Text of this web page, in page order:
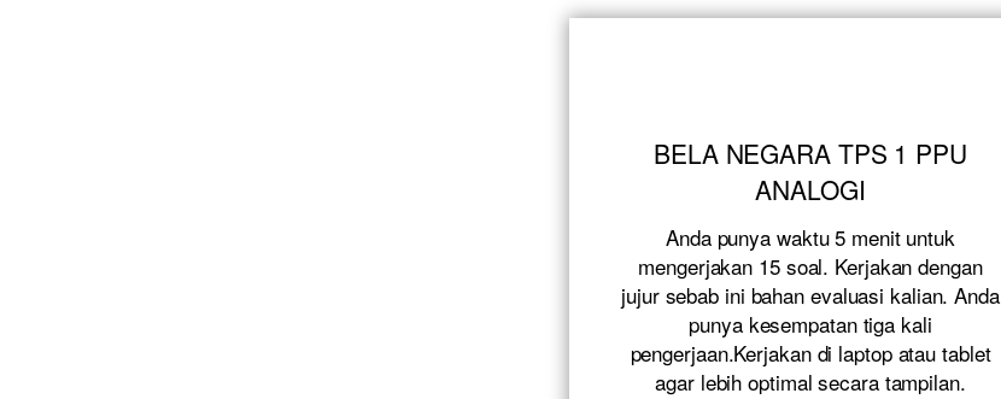
BELA NEGARA TPS 1 PPU
ANALOGI
Anda punya waktu 5 menit untuk
mengerjakan 15 soal. Kerjakan dengan
jujur sebab ini bahan evaluasi kalian. Anda
punya kesempatan tiga kali
pengerjaan.Kerjakan di laptop atau tablet
agar lebih optimal secara tampilan.